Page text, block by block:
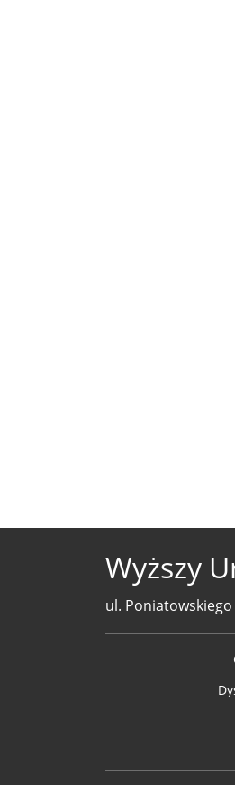
Wyższy
ul.